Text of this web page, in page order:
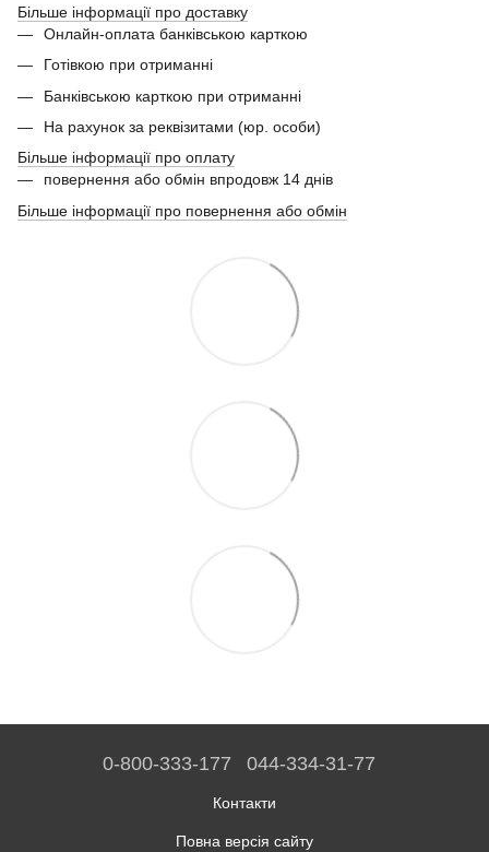
Більше інформації про доставку
Онлайн-оплата банківською карткою
Готівкою при отриманні
Банківською карткою при отриманні
На рахунок за реквізитами (юр. особи)
Більше інформації про оплату
повернення або обмін впродовж 14 днів
Більше інформації про повернення або обмін
0-800-333-177 044-334-31-77
Контакти
Повна версія сайту